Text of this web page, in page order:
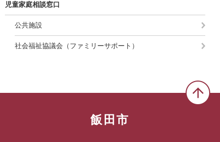
児童家庭相談窓口
公共施設
社会福祉協議会（ファミリーサポート）
飯田市